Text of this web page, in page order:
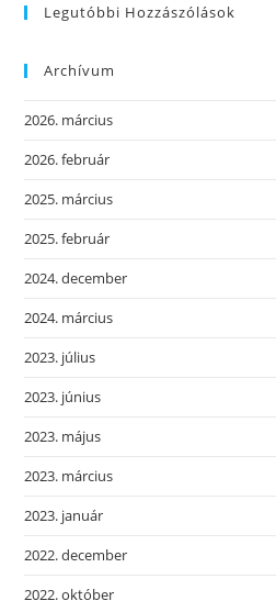
Legutóbbi Hozzászólások
Archívum
2026. március
2026. február
2025. március
2025. február
2024. december
2024. március
2023. július
2023. június
2023. május
2023. március
2023. január
2022. december
2022. október